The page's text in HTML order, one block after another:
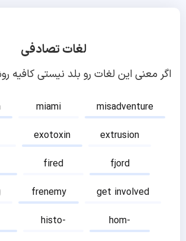
لغات تصادفی
اگر معنی این لغات رو بلد نیستی کافیه
miami
misadventure
exotoxin
extrusion
fired
fjord
frenemy
get involved
histo-
hom-